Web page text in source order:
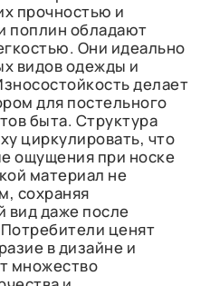
прочностью и
поплин обладают
Они идеально
видов одежды и
делает
для постельного
быта. Структура
циркулировать, что
ощущения при носке
материал не
сохраняя
вид даже после
ценят
в дизайне и
множество